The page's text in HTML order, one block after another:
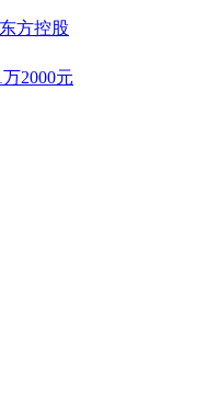
方控股
2000元